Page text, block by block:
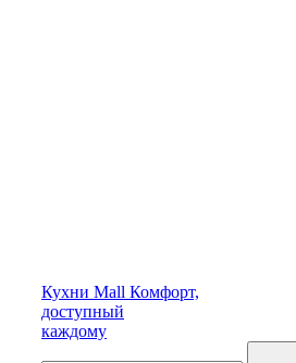
Кухни Mall Комфорт,
доступный
каждому